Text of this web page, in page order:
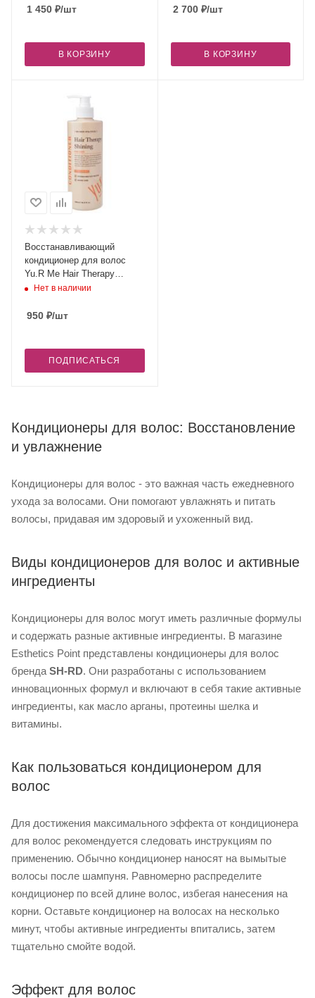
1 450 ₽/шт
В КОРЗИНУ
2 700₽/шт
В КОРЗИНУ
Восстанавливающий
кондиционер для волос
Yu.R Me Hair Therapy
Shining Conditioner, 450 мл
Нет в наличии
950 ₽/шт
ПОДПИСАТЬСЯ
Кондиционеры для волос: Восстановление
и увлажнение
Кондиционеры для волос - это важная часть ежедневного
ухода за волосами. Они помогают увлажнять и питать
волосы, придавая им здоровый и ухоженный вид.
Виды кондиционеров для волос и активные
ингредиенты
Кондиционеры для волос могут иметь различные формулы
и содержать разные активные ингредиенты. В магазине
Esthetics Point представлены кондиционеры для волос
бренда SH-RD. Они разработаны с использованием
инновационных формул и включают в себя такие активные
ингредиенты, как масло арганы, протеины шелка и
витамины.
Как пользоваться кондиционером для
волос
Для достижения максимального эффекта от кондиционера
для волос рекомендуется следовать инструкциям по
применению. Обычно кондиционер наносят на вымытые
волосы после шампуня. Равномерно распределите
кондиционер по всей длине волос, избегая нанесения на
корни. Оставьте кондиционер на волосах на несколько
минут, чтобы активные ингредиенты впитались, затем
тщательно смойте водой.
Эффект для волос